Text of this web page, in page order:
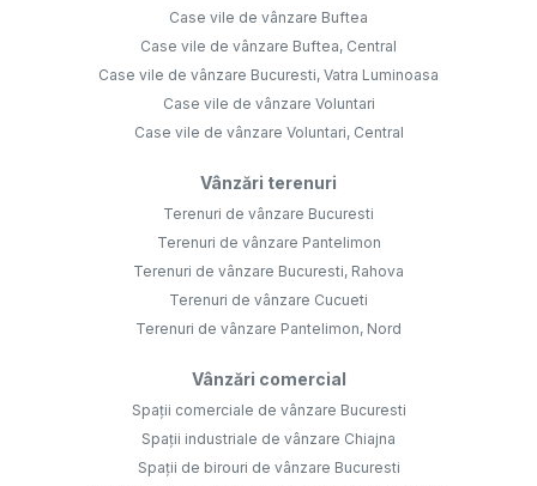
Case vile de vânzare Buftea
Case vile de vânzare Buftea, Central
Case vile de vânzare Bucuresti, Vatra Luminoasa
Case vile de vânzare Voluntari
Case vile de vânzare Voluntari, Central
Vânzări terenuri
Terenuri de vânzare Bucuresti
Terenuri de vânzare Pantelimon
Terenuri de vânzare Bucuresti, Rahova
Terenuri de vânzare Cucueti
Terenuri de vânzare Pantelimon, Nord
Vânzări comercial
Spații comerciale de vânzare Bucuresti
Spații industriale de vânzare Chiajna
Spații de birouri de vânzare Bucuresti